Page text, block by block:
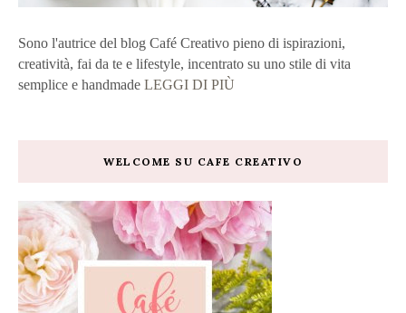
Sono l'autrice del blog Café Creativo pieno di ispirazioni,
creatività, fai da te e lifestyle, incentrato su uno stile di vita
semplice e handmade LEGGI DI PIÙ
WELCOME SU CAFE CREATIVO